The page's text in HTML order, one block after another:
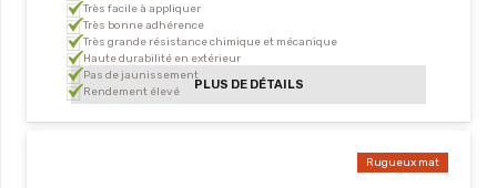
Très facile à appliquer
Très bonne adhérence
Très grande résistance chimique et mécanique
Haute durabilité en extérieur
Pas de jaunissement
Rendement élevé
PLUS DE DÉTAILS
Rugueux mat